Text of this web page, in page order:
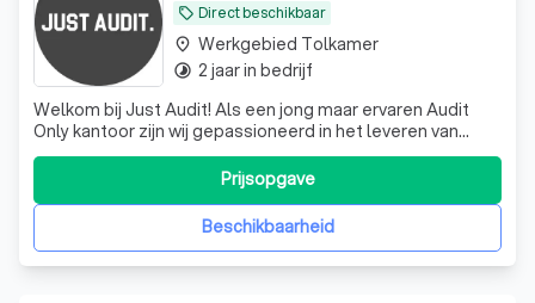
local_offer Direct beschikbaar
Welkom bij Just Audit! Als een jong maar ervaren Audit
Only kantoor zijn wij gepassioneerd in het leveren van
ongeëvenaarde audit- en assurance-diensten aan onze
diverse klantenkring. Ons team van hoogopgeleide
professionals combineert diepgaande expertise met een
toegewijde klantgerichte aanpak om
Beschikbaarheid
Prijsopgave
place Werkgebied Tolkamer
timelapse 2 jaar in bedrijf